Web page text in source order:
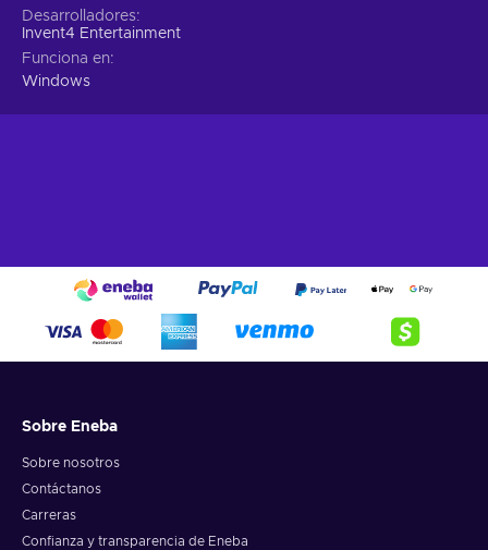
Desarrolladores
Invent4 Entertainment
Funciona en
Windows
Sobre Eneba
Sobre nosotros
Contáctanos
Carreras
Confianza y transparencia de Eneba